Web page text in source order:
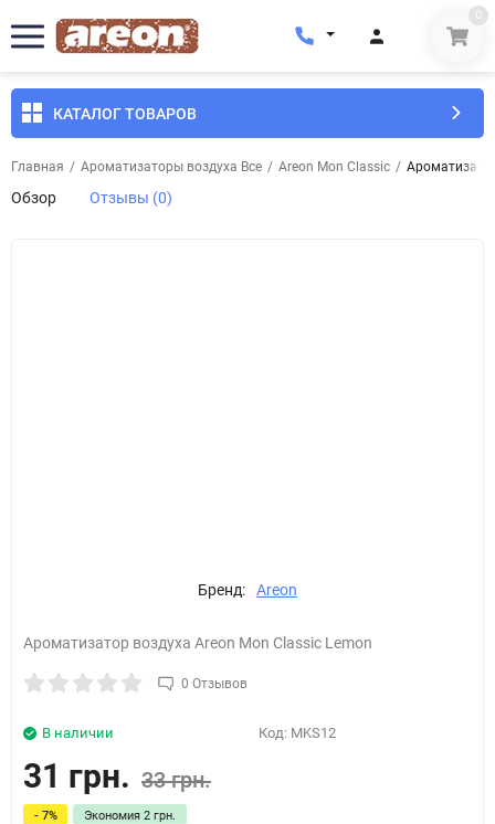
0
КАТАЛОГ ТОВАРОВ
Главная / Ароматизаторы воздуха Все / Areon Mon Classic /
Обзор Отзывы (0)
Бренд: Areon
Ароматизатор воздуха Areon Mon Classic Lemon
0 Отзывов
В наличии Код: MKS12
31 грн. 33 грн.
- 7% Экономия 2 грн.